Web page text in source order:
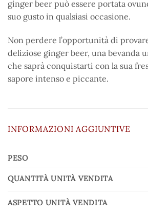
ginger beer può essere portata
suo gusto in qualsiasi occasione.
Non perdere l’opportunità di
deliziose ginger beer, una bevanda
che saprà conquistarti con la sua
sapore intenso e piccante.
INFORMAZIONI AGGIUNTIVE
PESO
QUANTITÀ UNITÀ VENDITA
ASPETTO UNITÀ VENDITA